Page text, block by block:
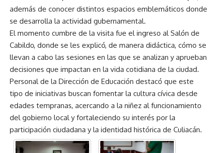
además de conocer distintos espacios emblemáticos donde
se desarrolla la actividad gubernamental.
El momento cumbre de la visita fue el ingreso al Salón de
Cabildo, donde se les explicó, de manera didáctica, cómo se
llevan a cabo las sesiones en las que se analizan y aprueban
decisiones que impactan en la vida cotidiana de la ciudad.
Personal de la Dirección de Educación destacó que este
tipo de iniciativas buscan fomentar la cultura cívica desde
edades tempranas, acercando a la niñez al funcionamiento
del gobierno local y fortaleciendo su interés por la
participación ciudadana y la identidad histórica de Culiacán.